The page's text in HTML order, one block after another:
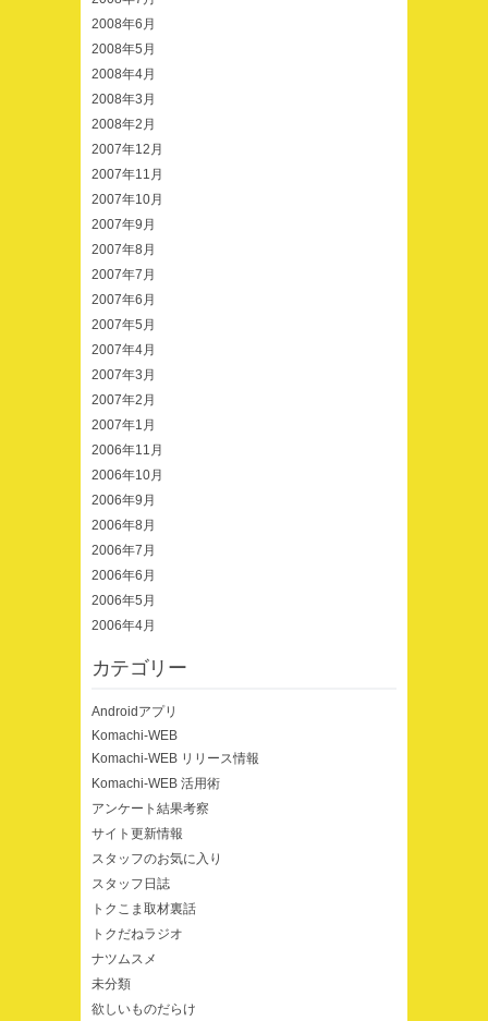
2008年6月
2008年5月
2008年4月
2008年3月
2008年2月
2007年12月
2007年11月
2007年10月
2007年9月
2007年8月
2007年7月
2007年6月
2007年5月
2007年4月
2007年3月
2007年2月
2007年1月
2006年11月
2006年10月
2006年9月
2006年8月
2006年7月
2006年6月
2006年5月
2006年4月
カテゴリー
Androidアプリ
Komachi-WEB
Komachi-WEB リリース情報
Komachi-WEB 活用術
アンケート結果考察
サイト更新情報
スタッフのお気に入り
スタッフ日誌
トクこま取材裏話
トクだねラジオ
ナツムスメ
未分類
欲しいものだらけ